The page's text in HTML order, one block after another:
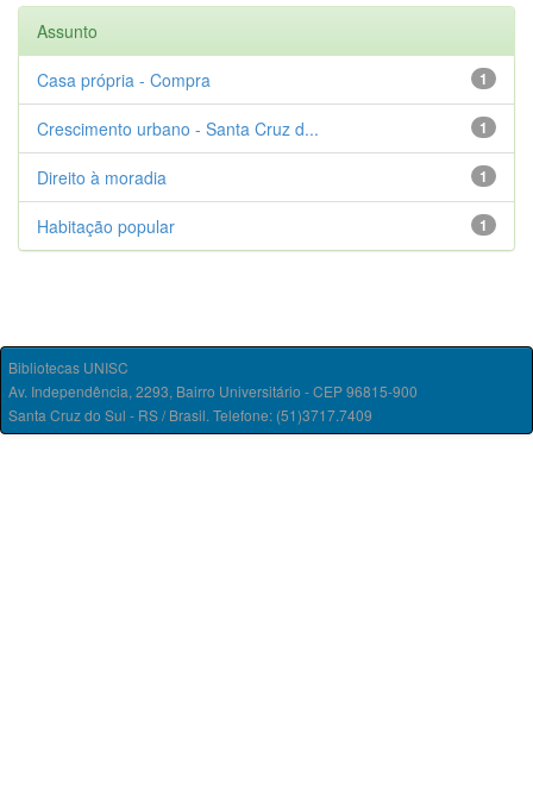
Assunto
1
Casa própria - Compra
1
Crescimento urbano - Santa Cruz d...
1
Direito à moradia
1
Habitação popular
Bibliotecas UNISC
Av. Independência, 2293, Bairro Universitário - CEP 96815-900
Santa Cruz do Sul - RS / Brasil. Telefone: (51)3717.7409